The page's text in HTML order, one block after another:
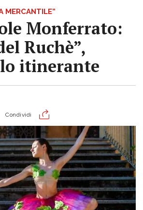
MERCANTILE”
Monferrato:
Ruchè”,
itinerante
Condividi